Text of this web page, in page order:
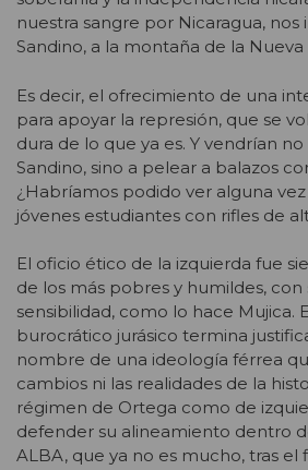
nuestra sangre por Nicaragua, nos
Sandino, a la montaña de la Nueva
Es decir, el ofrecimiento de una
para apoyar la represión, que se
dura de lo que ya es. Y vendrían
Sandino, sino a pelear a balazos
¿Habríamos podido ver alguna
jóvenes estudiantes con rifles de
El oficio ético de la izquierda fue
de los más pobres y humildes,
sensibilidad, como lo hace Mujica.
burocrático jurásico termina
nombre de una ideología férrea
cambios ni las realidades de la
régimen de Ortega como de
defender su alineamiento dentro
ALBA, que ya no es mucho, tras el